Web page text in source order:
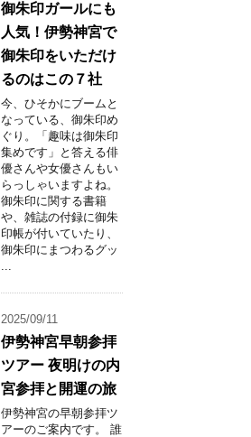
御朱印ガールにも
人気！伊勢神宮で
御朱印をいただけ
るのはこの７社
今、ひそかにブームと
なっている、御朱印め
ぐり。「趣味は御朱印
集めです」と答える俳
優さんや女優さんもい
らっしゃいますよね。
御朱印に関する書籍
や、雑誌の付録に御朱
印帳が付いていたり、
御朱印にまつわるグッ
...
2025/09/11
伊勢神宮早朝参拝
ツアー 夜明けの内
宮参拝と開運の旅
伊勢神宮の早朝参拝ツ
アーのご案内です。 誰